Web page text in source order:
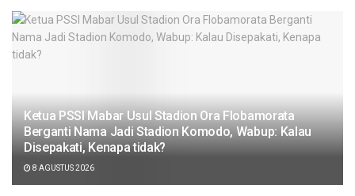
Ketua PSSI Mabar Usul Stadion Ora Flobamorata
Berganti Nama Jadi Stadion Komodo, Wabup: Kalau
Disepakati, Kenapa tidak?
8 AGUSTUS 2026